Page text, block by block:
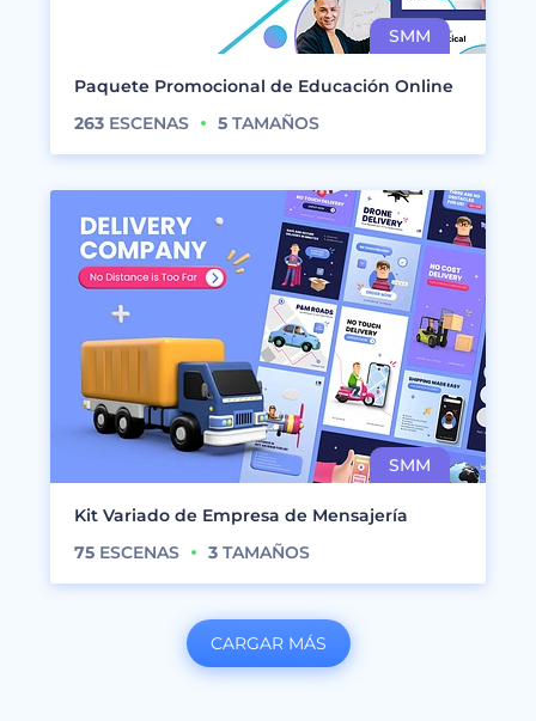
Paquete Promocional de Educación Online
263 ESCENAS 5 TAMAÑOS
Kit Variado de Empresa de Mensajería
75 ESCENAS 3 TAMAÑOS
CARGAR MÁS